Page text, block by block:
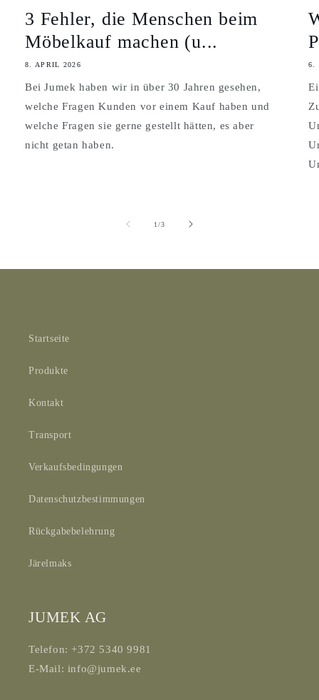
3 Fehler, die Menschen beim
Möbelkauf machen (u...
8. APRIL 2026
Bei Jumek haben wir in über 30 Jahren gesehen,
welche Fragen Kunden vor einem Kauf haben und
welche Fragen sie gerne gestellt hätten, es aber
nicht getan haben.
6.
1/von
3
Startseite
Produkte
Kontakt
Transport
Verkaufsbedingungen
Datenschutzbestimmungen
Rückgabebelehrung
Järelmaks
JUMEK AG
Telefon: +372 5340 9981
E-Mail: info@jumek.ee